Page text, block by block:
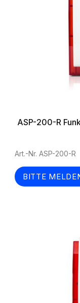
ASP-200-R
Art.-Nr. ASP-200-R
BITTE